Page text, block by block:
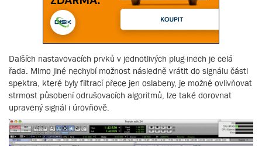
Dalších nastavovacích prvků v jednotlivých plug-inech je celá
řada. Mimo jiné nechybí možnost následně vrátit do signálu části
spektra, které byly filtrací přece jen oslabeny, je možné ovlivňovat
strmost působení odrušovacích algoritmů, lze také dorovnat
upravený signál i úrovňově.